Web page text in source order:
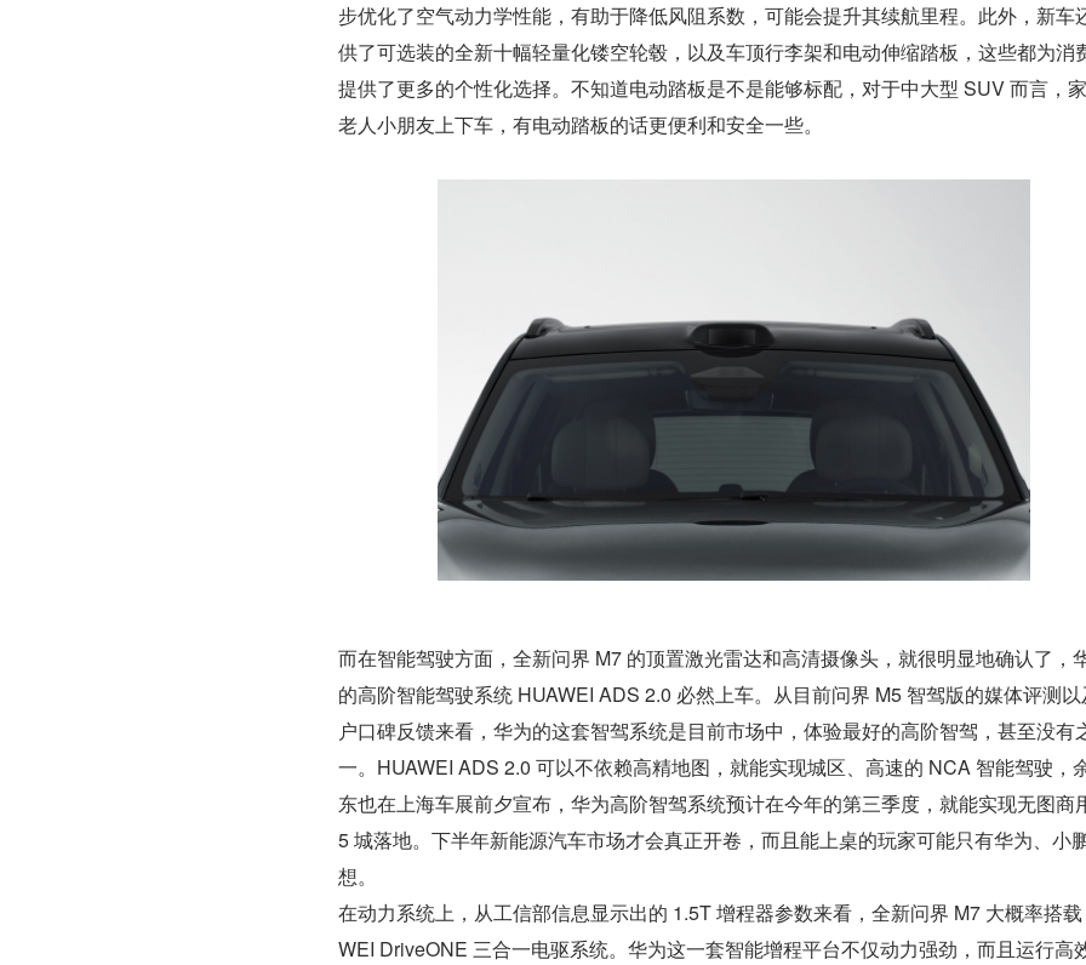
步优化了空气动力学性能，有助于降低风阻系数，可能会提升其续航里程。此外，新车
供了可选装的全新十幅轻量化镂空轮毂，以及车顶行李架和电动伸缩踏板，这些都为消
提供了更多的个性化选择。不知道电动踏板是不是能够标配，对于中大型 SUV 而言，
老人小朋友上下车，有电动踏板的话更便利和安全一些。
而在智能驾驶方面，全新问界 M7 的顶置激光雷达和高清摄像头，就很明显地确认了，
的高阶智能驾驶系统 HUAWEI ADS 2.0 必然上车。从目前问界 M5 智驾版的媒体评测以
户口碑反馈来看，华为的这套智驾系统是目前市场中，体验最好的高阶智驾，甚至没有
一。HUAWEI ADS 2.0 可以不依赖高精地图，就能实现城区、高速的 NCA 智能驾驶，
东也在上海车展前夕宣布，华为高阶智驾系统预计在今年的第三季度，就能实现无图商
5 城落地。下半年新能源汽车市场才会真正开卷，而且能上桌的玩家可能只有华为、小
想。
在动力系统上，从工信部信息显示出的 1.5T 增程器参数来看，全新问界 M7 大概率搭
WEI DriveONE 三合一电驱系统。华为这一套智能增程平台不仅动力强劲，而且运行高效